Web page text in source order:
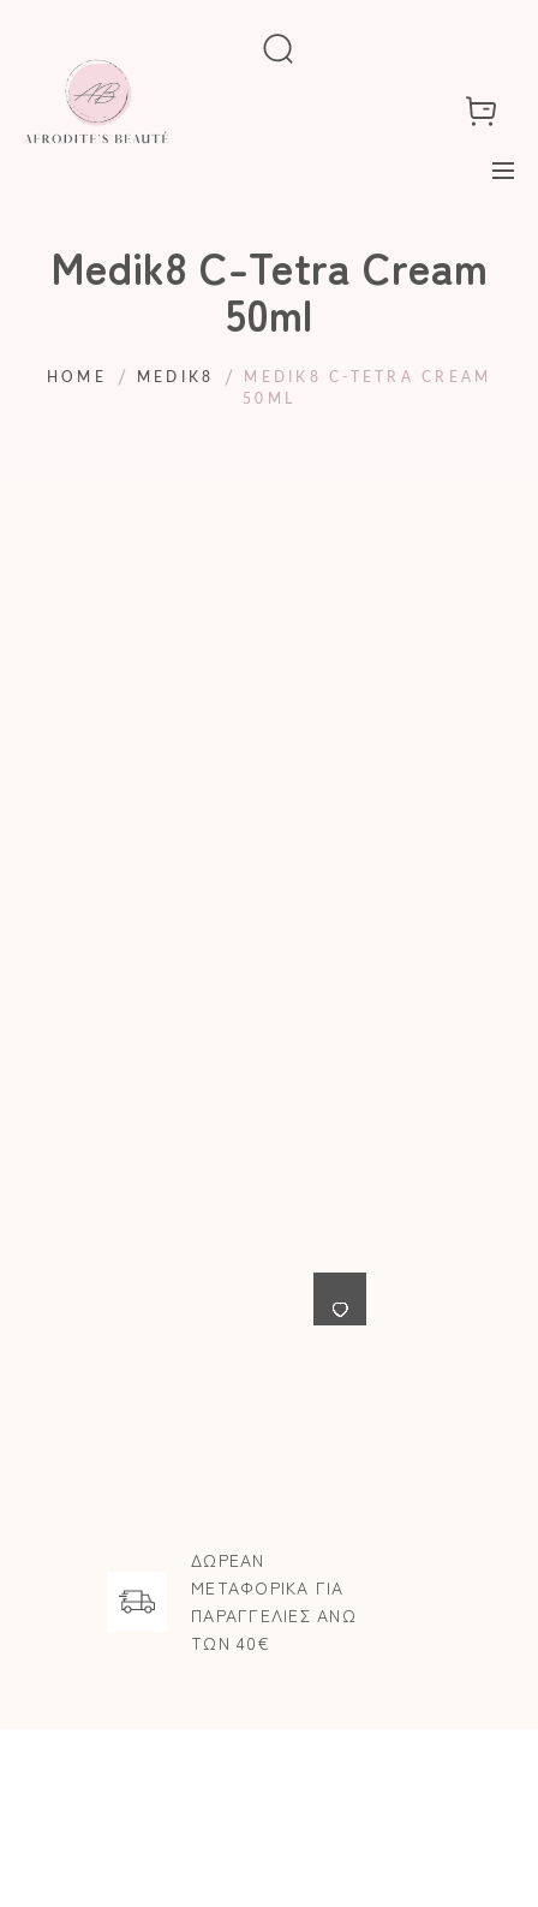
Medik8 C-Tetra Cream
50ml
HOME MEDIK8
MEDIK8 C-TETRA CREAM
50ML
ΔΩΡΕΑΝ
ΜΕΤΑΦΟΡΙΚΑ ΓΙΑ
ΠΑΡΑΓΓΕΛΙΕΣ ΑΝΩ
ΤΩΝ 40€